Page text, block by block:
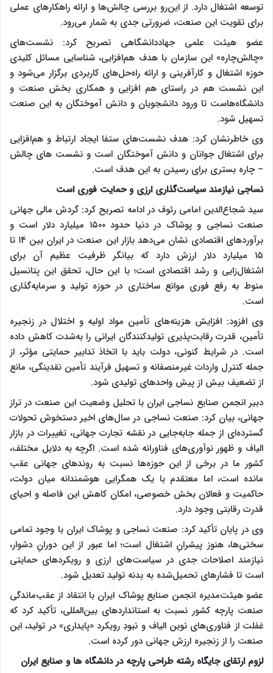
توسعه اشتغال دارد. از این‌رو بررسی چالش‌ها و ارائه راهکارهای عملی
برای تقویت این صنعت، ضرورتی جدی به شمار می‌رود.
عضو هیئت علمی جهاددانشگاهی تصریح کرد: نشست‌های
«چالش‌چاره» این سازمان با هدف هم‌افزایی، شناسایی مسائل کلیدی
حوزه اشتغال و کارآفرینی و ارائه راه‌حل‌های کاربردی برگزار می‌شود و
این نشست هم در راستای هم افزایی و همکاری بخش صنعت و
دانشگاه‌هاست تا ورود دانشجویان و دانش آموختگان به این صنعت
تسهیل شود.
وی خاطرنشان کرد: هدف نشست‌های ستفا ایجاد ارتباط و هم‌افزایی
برای اشتغال جوانان و دانش آموختگان است و نشست های چالش
– چاره بستری برای رسیدن به این هدف است.
نساجی نیازمند سیاست‌گذاری ارزی و حمایت فوری است
سید شجاع‌الدین امامی رئوف در ادامه تصریح کرد: گردش مالی جهانی
صنعت نساجی و پوشاک در دنیا حدود ۱۵۰۰ میلیارد دلار است و
برآوردهای اقتصادی نشان می‌دهد بازار این صنعت در ایران بین ۱۴ تا
۱۵ میلیارد دلار ارزش دارد که بیانگر ظرفیت عظیم آن برای
اشتغال‌زایی و رشد اقتصادی است؛ با این حال، تحقق این پتانسیل
منوط به رفع فوری موانع ساختاری در حوزه تولید و سرمایه‌گذاری
است.
وی افزود: افزایش هزینه‌های تأمین مواد اولیه و اختلال در زنجیره
تأمین، قدرت رقابت‌پذیری تولیدکنندگان ایرانی را به‌شدت کاهش داده
است. در شرایط کنونی، دولت باید با اتخاذ تدابیر حمایتی مؤثر، از
جمله کنترل واردات غیرمنصفانه و تسهیل فرآیند تأمین نقدینگی، مانع
از تضعیف بیش از پیش واحدهای تولیدی شود.
دبیر انجمن صنایع نساجی ایران با تحلیل وضعیت این صنعت در تراز
جهانی، بیان کرد: صنعت نساجی در سال‌های اخیر دستخوش تحولات
گسترده‌ای از جمله جابه‌جایی در نقشه تجارت جهانی، تغییرات در بازار
الیاف و ظهور نوآوری‌های فناورانه شده است. اگرچه به دلایل مختلف،
کشور ما در برخی از این حوزه‌ها نسبت به روندهای جهانی عقب
مانده است، اما معتقدم با یک همگرایی هوشمندانه میان دولت،
حاکمیت و فعالان بخش خصوصی، امکان کاهش این فاصله و احیای
قدرت رقابتی وجود دارد.
وی در پایان تأکید کرد: صنعت نساجی و پوشاک ایران با وجود تمامی
سختی‌ها، هنوز پیشرانِ اشتغال است؛ اما عبور از این دورانِ دشوار،
نیازمند اصلاحات جدی در سیاست‌های ارزی و رویکردهای حمایتی
است تا فشارهای تحمیل‌شده به بدنه تولید تعدیل شود.
عضو هیئت‌مدیره انجمن صنایع پوشاک ایران با انتقاد از عقب‌ماندگی
صنعت پارچه کشور نسبت به استانداردهای بین‌المللی، تأکید کرد که
غفلت از فناوری‌های نوین الیاف و نبودِ رویکرد «پایداری» در تولید، این
صنعت را از زنجیره ارزش جهانی دور کرده است.
لزوم ارتقای جایگاه رشته طراحی پارچه در دانشگاه ها و صنایع ایران